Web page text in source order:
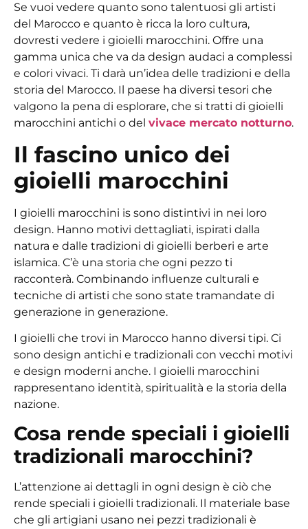
Se vuoi vedere quanto sono talentuosi gli artisti
del Marocco e quanto è ricca la loro cultura,
dovresti vedere i gioielli marocchini. Offre una
gamma unica che va da design audaci a complessi
e colori vivaci. Ti darà un’idea delle tradizioni e della
storia del Marocco. Il paese ha diversi tesori che
valgono la pena di esplorare, che si tratti di gioielli
marocchini antichi o del vivace mercato notturno.
Il fascino unico dei
gioielli marocchini
I gioielli marocchini is sono distintivi in nei loro
design. Hanno motivi dettagliati, ispirati dalla
natura e dalle tradizioni di gioielli berberi e arte
islamica. C’è una storia che ogni pezzo ti
racconterà. Combinando influenze culturali e
tecniche di artisti che sono state tramandate di
generazione in generazione.
I gioielli che trovi in Marocco hanno diversi tipi. Ci
sono design antichi e tradizionali con vecchi motivi
e design moderni anche. I gioielli marocchini
rappresentano identità, spiritualità e la storia della
nazione.
Cosa rende speciali i gioielli
tradizionali marocchini?
L’attenzione ai dettagli in ogni design è ciò che
rende speciali i gioielli tradizionali. Il materiale base
che gli artigiani usano nei pezzi tradizionali è